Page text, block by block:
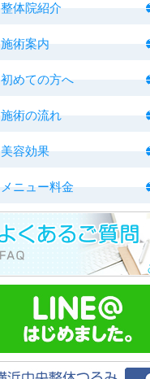
整体院紹介
施術案内
初めての方へ
施術の流れ
美容効果
メニュー料金